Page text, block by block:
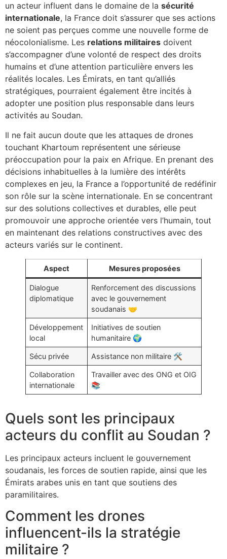
un acteur influent dans le domaine de la sécurité
internationale, la France doit s’assurer que ses actions
ne soient pas perçues comme une nouvelle forme de
néocolonialisme. Les relations militaires doivent
s’accompagner d’une volonté de respect des droits
humains et d’une attention particulière envers les
réalités locales. Les Émirats, en tant qu’alliés
stratégiques, pourraient également être incités à
adopter une position plus responsable dans leurs
activités au Soudan.
Il ne fait aucun doute que les attaques de drones
touchant Khartoum représentent une sérieuse
préoccupation pour la paix en Afrique. En prenant des
décisions inhabituelles à la lumière des intérêts
complexes en jeu, la France a l’opportunité de redéfinir
son rôle sur la scène internationale. En se concentrant
sur des solutions collectives et durables, elle peut
promouvoir une approche orientée vers l’humain, tout
en maintenant des relations constructives avec des
acteurs variés sur le continent.
Aspect Mesures proposées
Dialogue
diplomatique
Renforcement des discussions
avec le gouvernement
soudanais 🤝
Développement
local
Initiatives de soutien
humanitaire 🌍
Sécu privée Assistance non militaire 🛠️
Collaboration
internationale
Travailler avec des ONG et OIG
📚
Quels sont les principaux
acteurs du conflit au Soudan ?
Les principaux acteurs incluent le gouvernement
soudanais, les forces de soutien rapide, ainsi que les
Émirats arabes unis en tant que soutiens des
paramilitaires.
Comment les drones
influencent-ils la stratégie
militaire ?